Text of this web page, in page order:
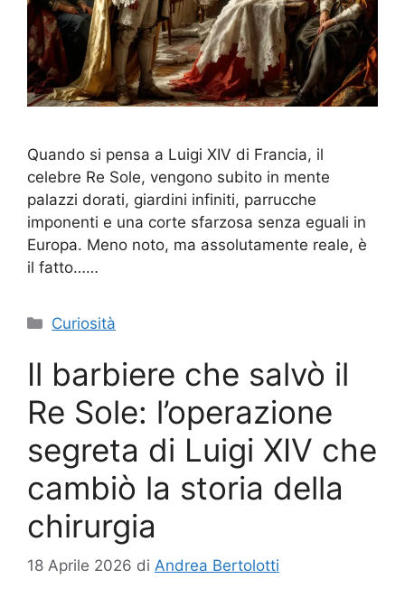
Quando si pensa a Luigi XIV di Francia, il
celebre Re Sole, vengono subito in mente
palazzi dorati, giardini infiniti, parrucche
imponenti e una corte sfarzosa senza eguali in
Europa. Meno noto, ma assolutamente reale, è
il fatto……
Categorie
Curiosità
Il barbiere che salvò il
Re Sole: l’operazione
segreta di Luigi XIV che
cambiò la storia della
chirurgia
18 Aprile 2026 di Andrea Bertolotti